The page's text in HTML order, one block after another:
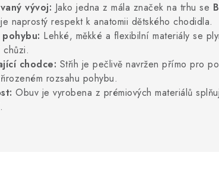
vývoj: Jako jedna z mála značek na trhu se
naprostý respekt k anatomii dětského chodidla.
Lehké, měkké a flexibilní materiály se
chodce: Střih je pečlivě navržen přímo pro
rozsahu pohybu.
Obuv je vyrobena z prémiových materiálů